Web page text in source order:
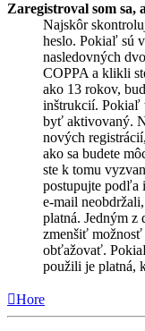
Zaregistroval som sa,
Najskôr
heslo. Pokiaľ sú
nasledovných
COPPA a klikli
ako 13 rokov,
inštrukcií. Pokiaľ
byť aktivovaný.
nových
ako sa budete
ste k tomu
postupujte podľa
e-mail
platná. Jedným z
zmenšiť možnosť
obťažovať.
použili je platná,
Hore